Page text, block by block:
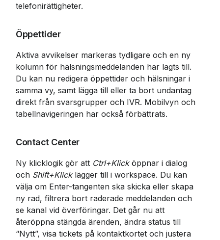
telefonirättigheter.
Öppettider
Aktiva avvikelser markeras tydligare och en ny
kolumn för hälsningsmeddelanden har lagts till.
Du kan nu redigera öppettider och hälsningar i
samma vy, samt lägga till eller ta bort undantag
direkt från svarsgrupper och IVR. Mobilvyn och
tabellnavigeringen har också förbättrats.
Contact Center
Ny klicklogik gör att Ctrl+Klick öppnar i dialog
och Shift+Klick lägger till i workspace. Du kan
välja om Enter-tangenten ska skicka eller skapa
ny rad, filtrera bort raderade meddelanden och
se kanal vid överföringar. Det går nu att
återöppna stängda ärenden, ändra status till
“Nytt”, visa tickets på kontaktkortet och justera